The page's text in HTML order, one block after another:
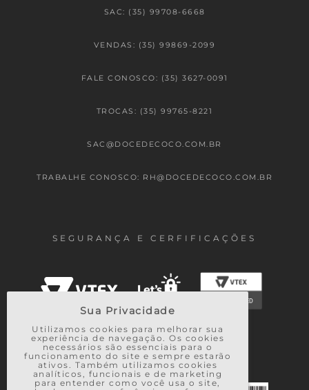
Sua Privacidade
Utilizamos cookies para melhorar sua
experiência de navegação. Os cookies
necessários são essenciais para o
funcionamento do site e sempre estarão
ativos. Também utilizamos cookies
analíticos, funcionais e de marketing
para entender como você usa o site,
SAC: (35) 99708-6668
VENDAS: (35) 99869-2099
FALE CONOSCO: (35) 3627-0091
TROCAS: (35) 99765-8221
SAC@DOCEDECOCO.COM.BR
TRABALHE CONOSCO: RH@DOCEDECOCO.COM.BR
SEGURANÇA E CERFIFICAÇÕES
FORMAS DE PAGAMENTO